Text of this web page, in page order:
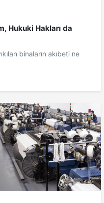
Hukuki Hakları da
binaların akıbeti ne